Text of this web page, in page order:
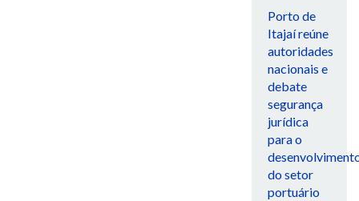
Porto de
Itajaí reúne
autoridades
nacionais e
debate
segurança
jurídica
para o
do setor
portuário